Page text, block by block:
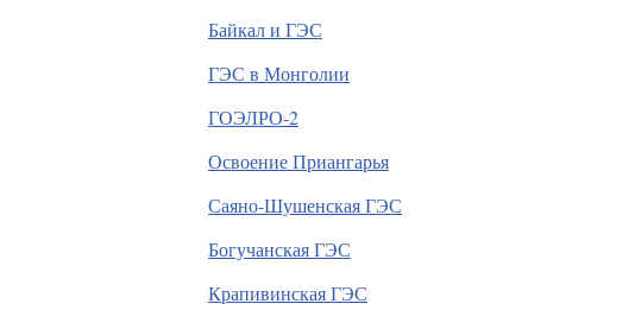
Байкал и ГЭС
ГЭС в Монголии
ГОЭЛРО-2
Освоение Приангарья
Саяно-Шушенская ГЭС
Богучанская ГЭС
Крапивинская ГЭС